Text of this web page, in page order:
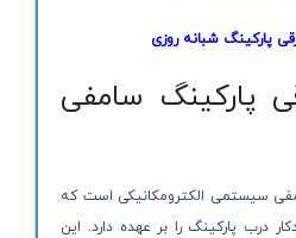
پارکینگ شبانه روزی
پارکینگ سامفی
سیستمی الکترومکانیکی است که
درب پارکینگ را بر عهده دارد. این